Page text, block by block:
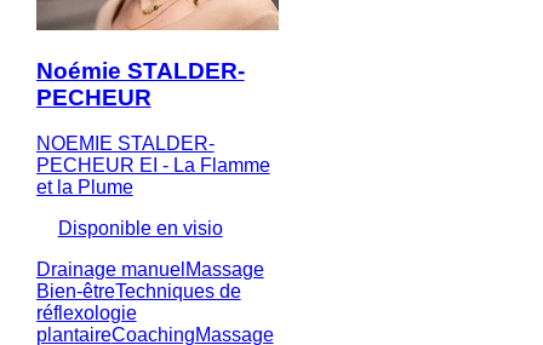
Noémie STALDER-
PECHEUR
NOEMIE STALDER-
PECHEUR EI - La Flamme
et la Plume
Disponible en visio
Drainage manuel Massage
Bien-êtreTechniques de
réflexologie
plantaireCoachingMassage